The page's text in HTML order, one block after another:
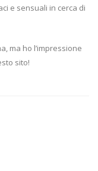
e sensuali in cerca di
ma ho l’impressione
sito!